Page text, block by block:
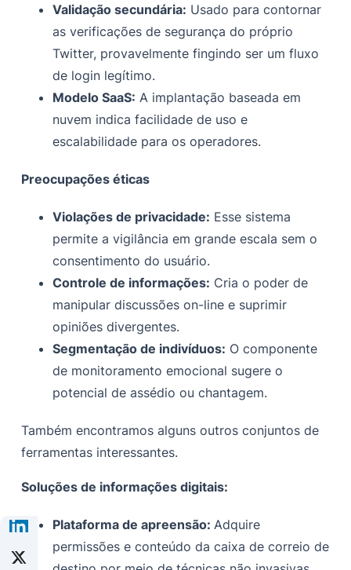
Validação secundária: Usado para contornar
as verificações de segurança do próprio
Twitter, provavelmente fingindo ser um fluxo
de login legítimo.
Modelo SaaS: A implantação baseada em
nuvem indica facilidade de uso e
escalabilidade para os operadores.
Preocupações éticas
Violações de privacidade: Esse sistema
permite a vigilância em grande escala sem o
consentimento do usuário.
Controle de informações: Cria o poder de
manipular discussões on-line e suprimir
opiniões divergentes.
Segmentação de indivíduos: O componente
de monitoramento emocional sugere o
potencial de assédio ou chantagem.
Também encontramos alguns outros conjuntos de
ferramentas interessantes.
Soluções de informações digitais:
Plataforma de apreensão: Adquire
permissões e conteúdo da caixa de correio de